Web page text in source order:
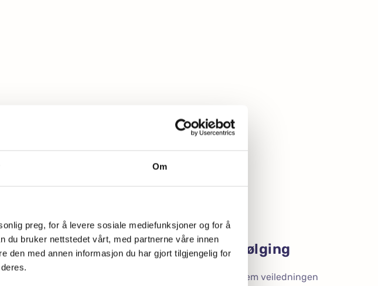
Om
preg, for å levere sosiale mediefunksjoner og for å
du bruker nettstedet vårt, med partnerne våre innen
den med annen informasjon du har gjort tilgjengelig for
Individuell oppfølging
Vi ser hvert enkelt barn og gir dem veiledningen